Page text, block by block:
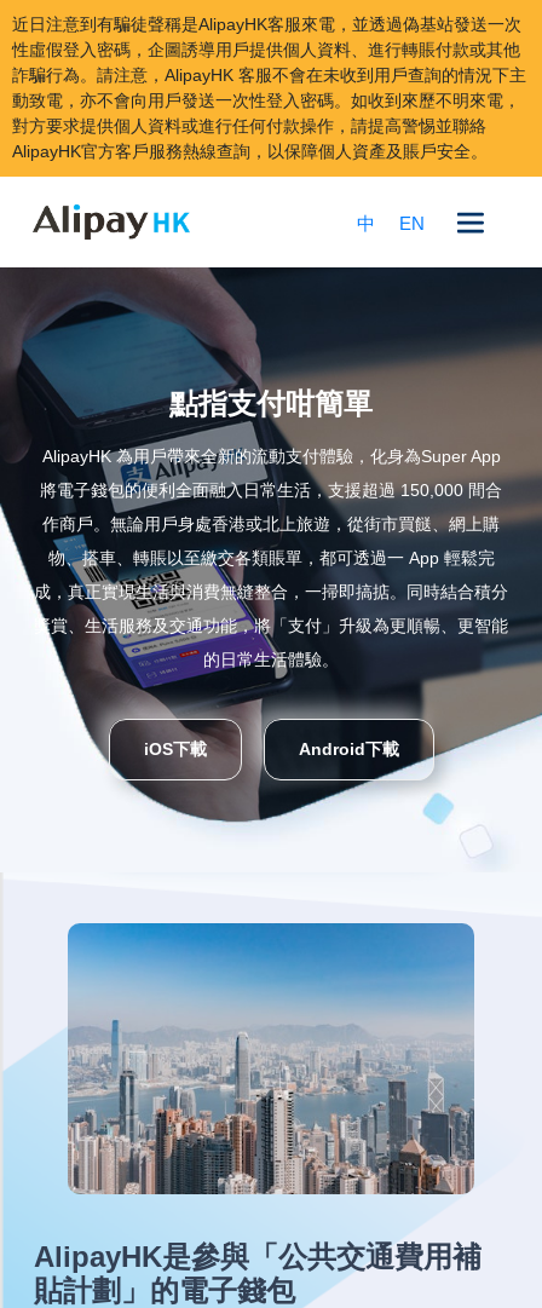
近日注意到有騙徒聲稱是AlipayHK客服來電，並透過偽基站發送一次
性虛假登入密碼，企圖誘導用戶提供個人資料、進行轉賬付款或其他
詐騙行為。請注意，AlipayHK 客服不會在未收到用戶查詢的情況下主
動致電，亦不會向用戶發送一次性登入密碼。如收到來歷不明來電，
對方要求提供個人資料或進行任何付款操作，請提高警惕並聯絡
AlipayHK官方客戶服務熱線查詢，以保障個人資產及賬戶安全。
容
中 EN
點指支付咁簡單
AlipayHK 為用戶帶來全新的流動支付體驗，化身為Super App
將電子錢包的便利全面融入日常生活，支援超過 150,000 間合
作商戶。無論用戶身處香港或北上旅遊，從街市買餸、網上購
物、搭車、轉賬以至繳交各類賬單，都可透過一 App 輕鬆完
成，真正實現生活與消費無縫整合，一掃即搞掂。同時結合積分
獎賞、生活服務及交通功能，將「支付」升級為更順暢、更智能
的日常生活體驗。
iOS下載 Android下載
AlipayHK是參與「公共交通費用補
貼計劃」的電子錢包